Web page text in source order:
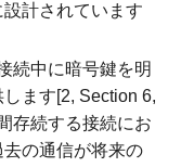
計されています
続中に暗号鍵を明
ます[2, Section 6,
存続する接続にお
の通信が将来の